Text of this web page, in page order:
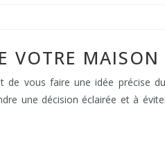
VOTRE MAISON
de vous faire une idée
une décision éclairée et à